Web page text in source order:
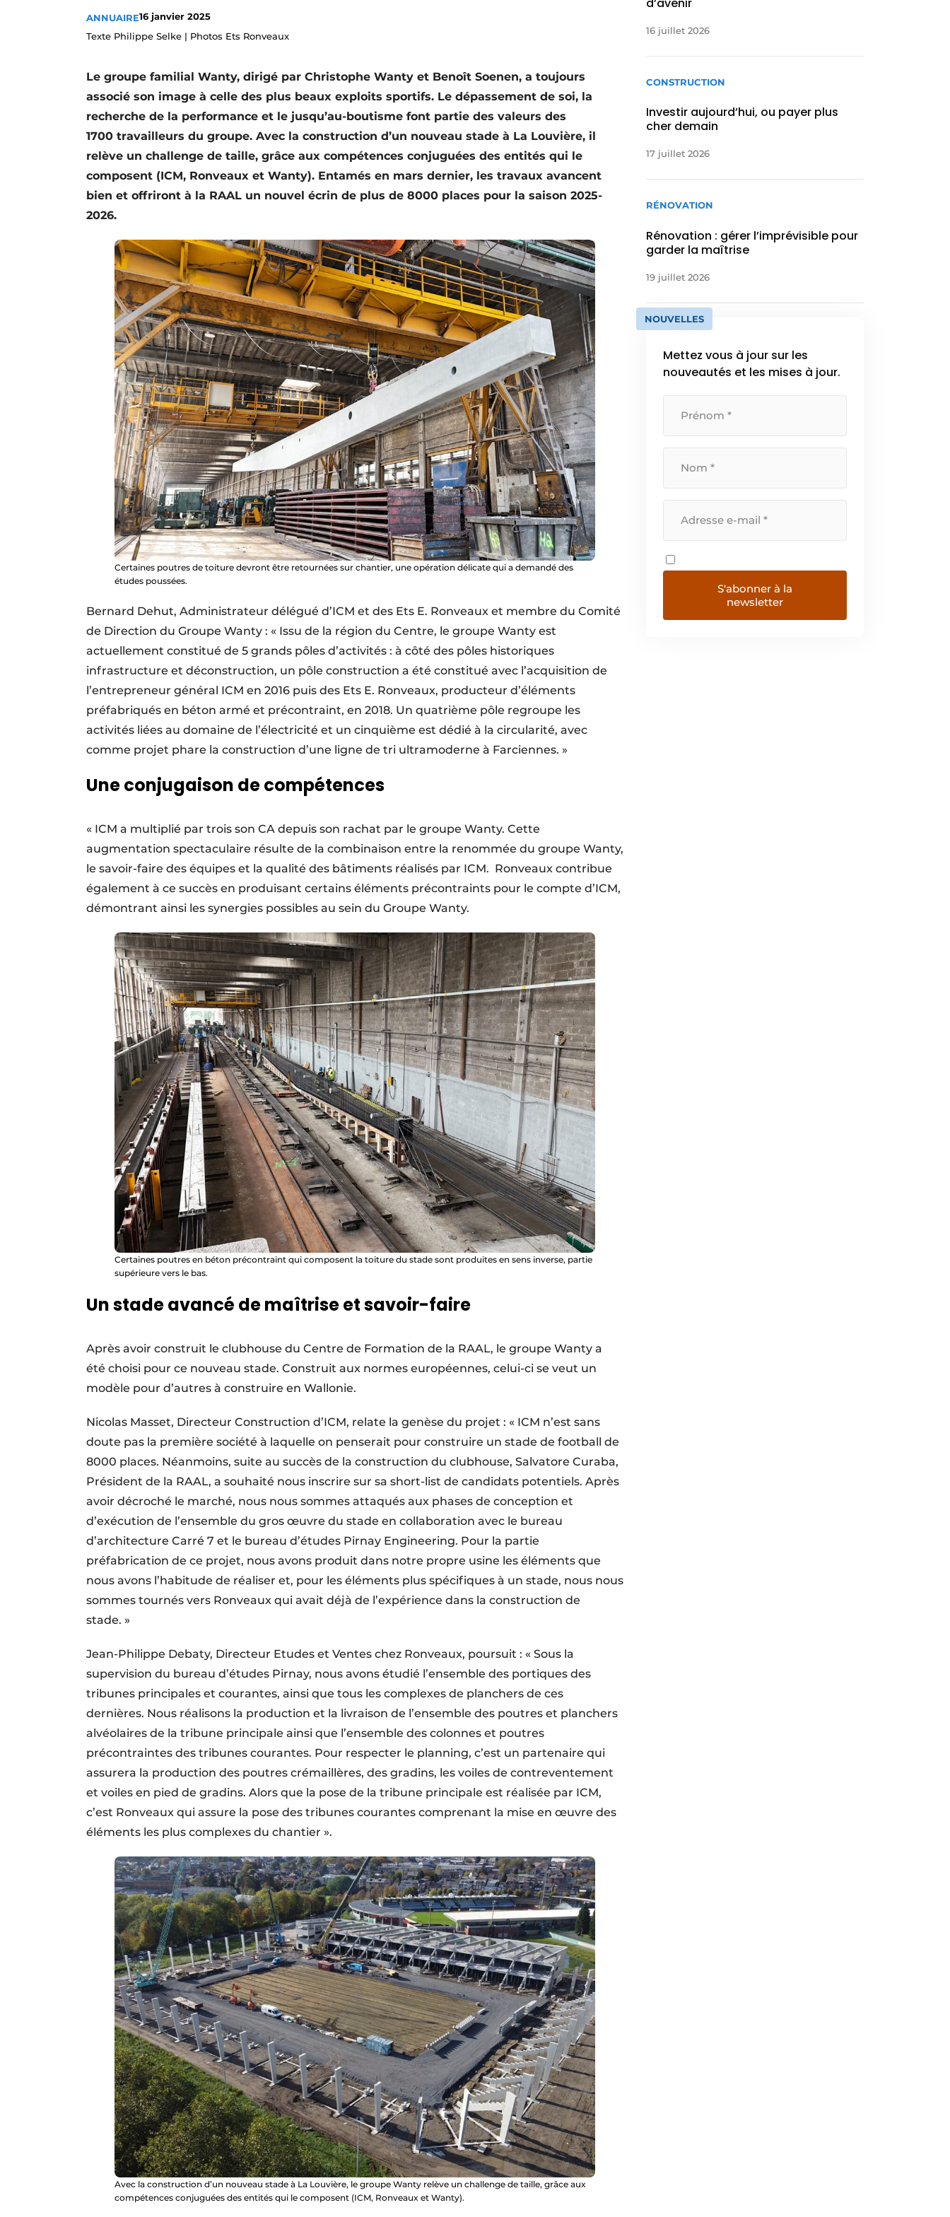
Termes et conditions
Video’s
ANNUAIRE16 janvier 2025
Texte Philippe Selke | Photos Ets Ronveaux
Le groupe familial Wanty, dirigé par Christophe Wanty et Benoît Soenen, a toujours
associé son image à celle des plus beaux exploits sportifs. Le dépassement de soi, la
recherche de la performance et le jusqu’au-boutisme font partie des valeurs des
1700 travailleurs du groupe. Avec la construction d’un nouveau stade à La Louvière, il
relève un challenge de taille, grâce aux compétences conjuguées des entités qui le
composent (ICM, Ronveaux et Wanty). Entamés en mars dernier, les travaux avancent
bien et offriront à la RAAL un nouvel écrin de plus de 8000 places pour la saison 2025-
2026.
Certaines poutres de toiture devront être retournées sur chantier, une opération délicate qui a demandé des
études poussées.
Bernard Dehut, Administrateur délégué d’ICM et des Ets E. Ronveaux et membre du Comité
de Direction du Groupe Wanty : « Issu de la région du Centre, le groupe Wanty est
actuellement constitué de 5 grands pôles d’activités : à côté des pôles historiques
infrastructure et déconstruction, un pôle construction a été constitué avec l’acquisition de
l’entrepreneur général ICM en 2016 puis des Ets E. Ronveaux, producteur d’éléments
préfabriqués en béton armé et précontraint, en 2018. Un quatrième pôle regroupe les
activités liées au domaine de l’électricité et un cinquième est dédié à la circularité, avec
comme projet phare la construction d’une ligne de tri ultramoderne à Farciennes. »
Une conjugaison de compétences
« ICM a multiplié par trois son CA depuis son rachat par le groupe Wanty. Cette
augmentation spectaculaire résulte de la combinaison entre la renommée du groupe Wanty,
le savoir-faire des équipes et la qualité des bâtiments réalisés par ICM. Ronveaux contribue
également à ce succès en produisant certains éléments précontraints pour le compte d’ICM,
démontrant ainsi les synergies possibles au sein du Groupe Wanty.
Certaines poutres en béton précontraint qui composent la toiture du stade sont produites en sens inverse, partie
supérieure vers le bas.
Un stade avancé de maîtrise et savoir-faire
Après avoir construit le clubhouse du Centre de Formation de la RAAL, le groupe Wanty a
été choisi pour ce nouveau stade. Construit aux normes européennes, celui-ci se veut un
modèle pour d’autres à construire en Wallonie.
Nicolas Masset, Directeur Construction d’ICM, relate la genèse du projet : « ICM n’est sans
doute pas la première société à laquelle on penserait pour construire un stade de football de
8000 places. Néanmoins, suite au succès de la construction du clubhouse, Salvatore Curaba,
Président de la RAAL, a souhaité nous inscrire sur sa short-list de candidats potentiels. Après
avoir décroché le marché, nous nous sommes attaqués aux phases de conception et
d’exécution de l’ensemble du gros œuvre du stade en collaboration avec le bureau
d’architecture Carré 7 et le bureau d’études Pirnay Engineering. Pour la partie
préfabrication de ce projet, nous avons produit dans notre propre usine les éléments que
nous avons l’habitude de réaliser et, pour les éléments plus spécifiques à un stade, nous nous
sommes tournés vers Ronveaux qui avait déjà de l’expérience dans la construction de
stade. »
Jean-Philippe Debaty, Directeur Etudes et Ventes chez Ronveaux, poursuit : « Sous la
supervision du bureau d’études Pirnay, nous avons étudié l’ensemble des portiques des
tribunes principales et courantes, ainsi que tous les complexes de planchers de ces
dernières. Nous réalisons la production et la livraison de l’ensemble des poutres et planchers
alvéolaires de la tribune principale ainsi que l’ensemble des colonnes et poutres
précontraintes des tribunes courantes. Pour respecter le planning, c’est un partenaire qui
assurera la production des poutres crémaillères, des gradins, les voiles de contreventement
et voiles en pied de gradins. Alors que la pose de la tribune principale est réalisée par ICM,
c’est Ronveaux qui assure la pose des tribunes courantes comprenant la mise en œuvre des
éléments les plus complexes du chantier ».
Avec la construction d’un nouveau stade à La Louvière, le groupe Wanty relève un challenge de taille, grâce aux
compétences conjuguées des entités qui le composent (ICM, Ronveaux et Wanty).
16 juillet 2026
CONSTRUCTION
Investir aujourd’hui, ou payer plus
cher demain
17 juillet 2026
RÉNOVATION
Rénovation : gérer l’imprévisible pour
garder la maîtrise
19 juillet 2026
NOUVELLES
Mettez vous à jour sur les
nouveautés et les mises à jour.
S'abonner à la
newsletter